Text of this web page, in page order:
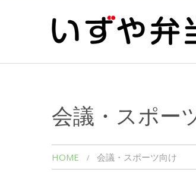
会議・スポー
HOME 会議・スポーツ向け